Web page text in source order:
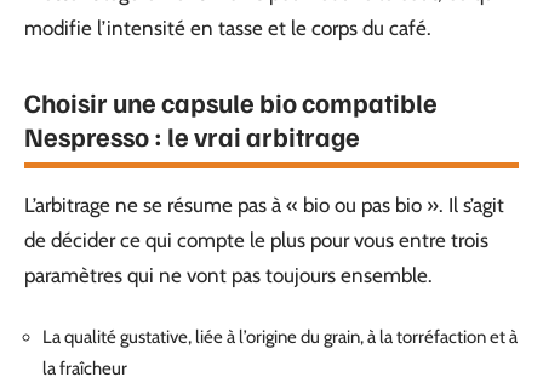
modifie l’intensité en tasse et le corps du café.
Choisir une capsule bio compatible
Nespresso : le vrai arbitrage
L’arbitrage ne se résume pas à « bio ou pas bio ». Il s’agit
de décider ce qui compte le plus pour vous entre trois
paramètres qui ne vont pas toujours ensemble.
La qualité gustative, liée à l’origine du grain, à la torréfaction et à
la fraîcheur